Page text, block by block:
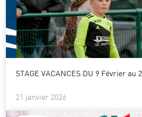
STAGE VACANCES DU 9 Février au
21 janvier 2026